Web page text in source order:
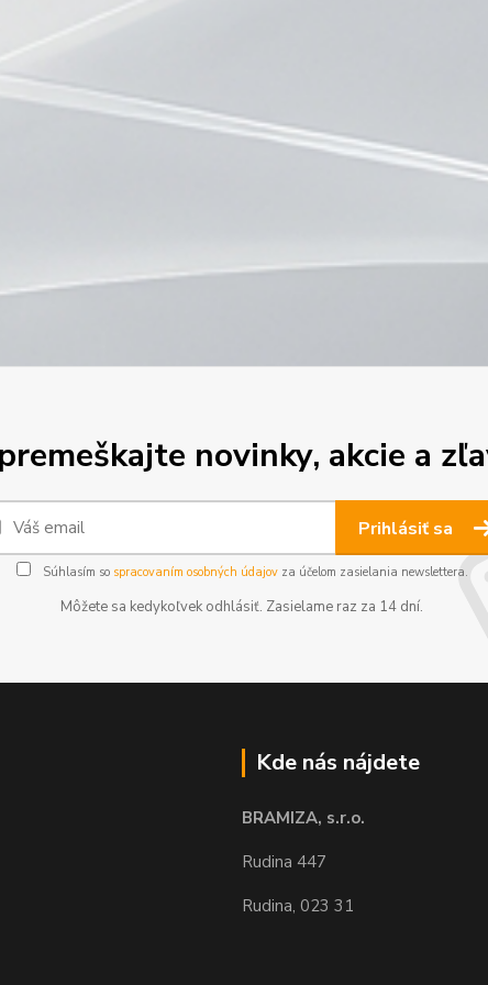
novinky, akcie a
Prihlásiť sa
Súhlasím so spracovaním osobných údajovza účelom zasielania newslettera.
Môžete sa kedykoľvek odhlásiť. Zasielame raz za 14 dní.
Kde nás nájdete
BRAMIZA, s.r.o.
Rudina 447
Rudina, 023 31